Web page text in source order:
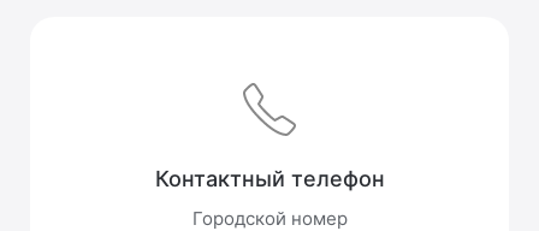
Контактный телефон
Городской номер